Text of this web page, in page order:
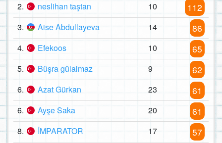
2. neslihan taştan 10 112
3. Aise Abdullayeva 14 86
4. Efekoos 10 65
5. Büşra gülalmaz 9 62
6. Azat Gürkan 23 61
6. Ayşe Saka 20 61
8. İMPARATOR 17 57